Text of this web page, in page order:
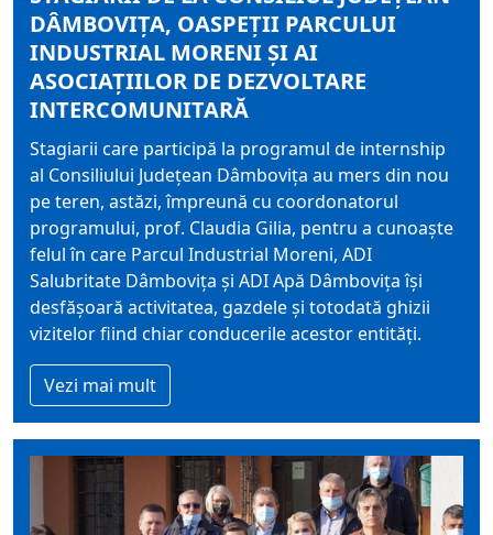
DÂMBOVIȚA, OASPEȚII PARCULUI
INDUSTRIAL MORENI ȘI AI
ASOCIAȚIILOR DE DEZVOLTARE
INTERCOMUNITARĂ
Stagiarii care participă la programul de internship
al Consiliului Judeţean Dâmboviţa au mers din nou
pe teren, astăzi, împreună cu coordonatorul
programului, prof. Claudia Gilia, pentru a cunoaște
felul în care Parcul Industrial Moreni, ADI
Salubritate Dâmbovița și ADI Apă Dâmbovița își
desfășoară activitatea, gazdele și totodată ghizii
vizitelor fiind chiar conducerile acestor entități.
Vezi mai mult